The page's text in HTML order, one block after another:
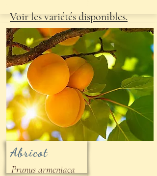
Voir les variétés disponibles.
Abricot
Prunus armeniaca